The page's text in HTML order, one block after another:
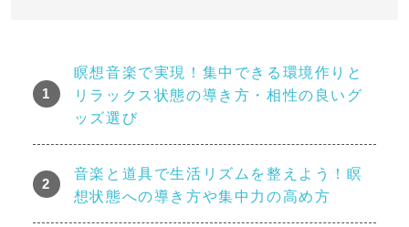
瞑想音楽で実現！集中できる環境作りと
リラックス状態の導き方・相性の良いグ
ッズ選び
音楽と道具で生活リズムを整えよう！瞑
想状態への導き方や集中力の高め方